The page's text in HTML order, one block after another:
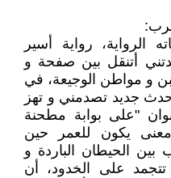
الرواية، رواية أسير
أتنقل بين صفحة و
و مواطن الوجيعة، في
جديد تصدمني و تهز
"على بوابة مطحنة
يكون للعمر حين
الحيطان الباردة و
تتجمد على الخدود، أن